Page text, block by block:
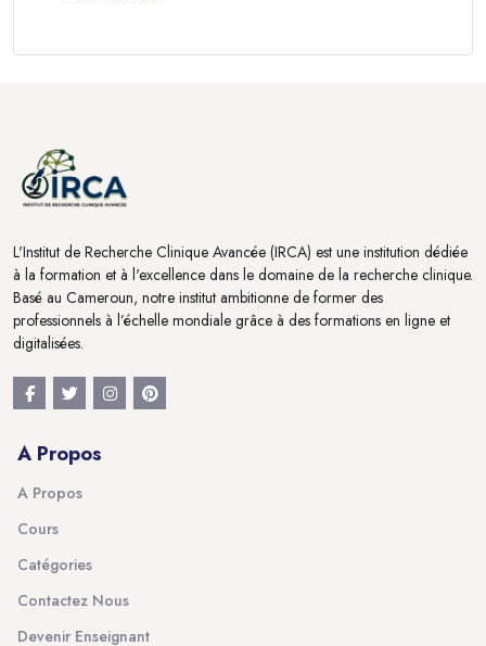
L'Institut de Recherche Clinique Avancée (IRCA) est une institution dédiée
à la formation et à l'excellence dans le domaine de la recherche clinique.
Basé au Cameroun, notre institut ambitionne de former des
professionnels à l’échelle mondiale grâce à des formations en ligne et
digitalisées.
A Propos
A Propos
Cours
Catégories
Contactez Nous
Devenir Enseignant